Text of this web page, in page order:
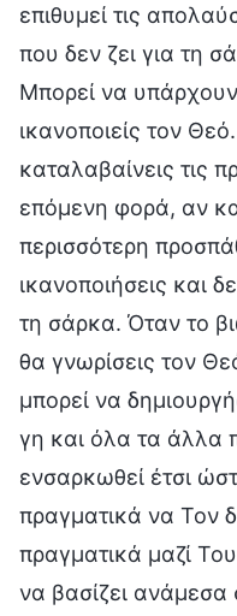
επιθυμεί τις
που δεν ζει για τη
Μπορεί να
ικανοποιείς τον
καταλαβαίνεις τις
επόμενη φορά, αν
περισσότερη
ικανοποιήσεις και
τη σάρκα. Όταν το
θα γνωρίσεις τον
μπορεί να
γη και όλα τα άλλα
ενσαρκωθεί έτσι
πραγματικά να Τον
πραγματικά μαζί
να βασίζει ανάμεσα